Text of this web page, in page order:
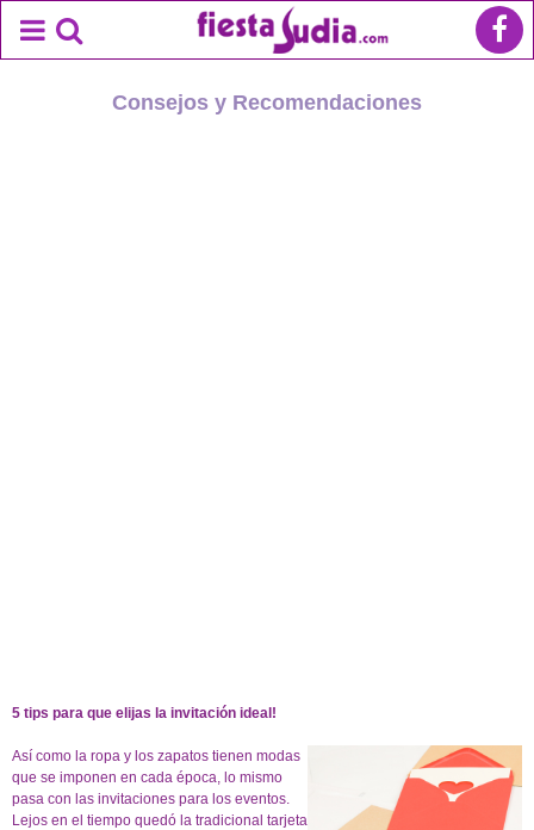
Consejos y Recomendaciones
5 tips para que elijas la invitación ideal!
Así como la ropa y los zapatos tienen modas
que se imponen en cada época, lo mismo
pasa con las invitaciones para los eventos.
Lejos en el tiempo quedó la tradicional tarjeta